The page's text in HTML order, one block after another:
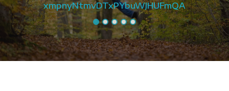
xmpnyNtmvDTxPYbuWJHUFmQA